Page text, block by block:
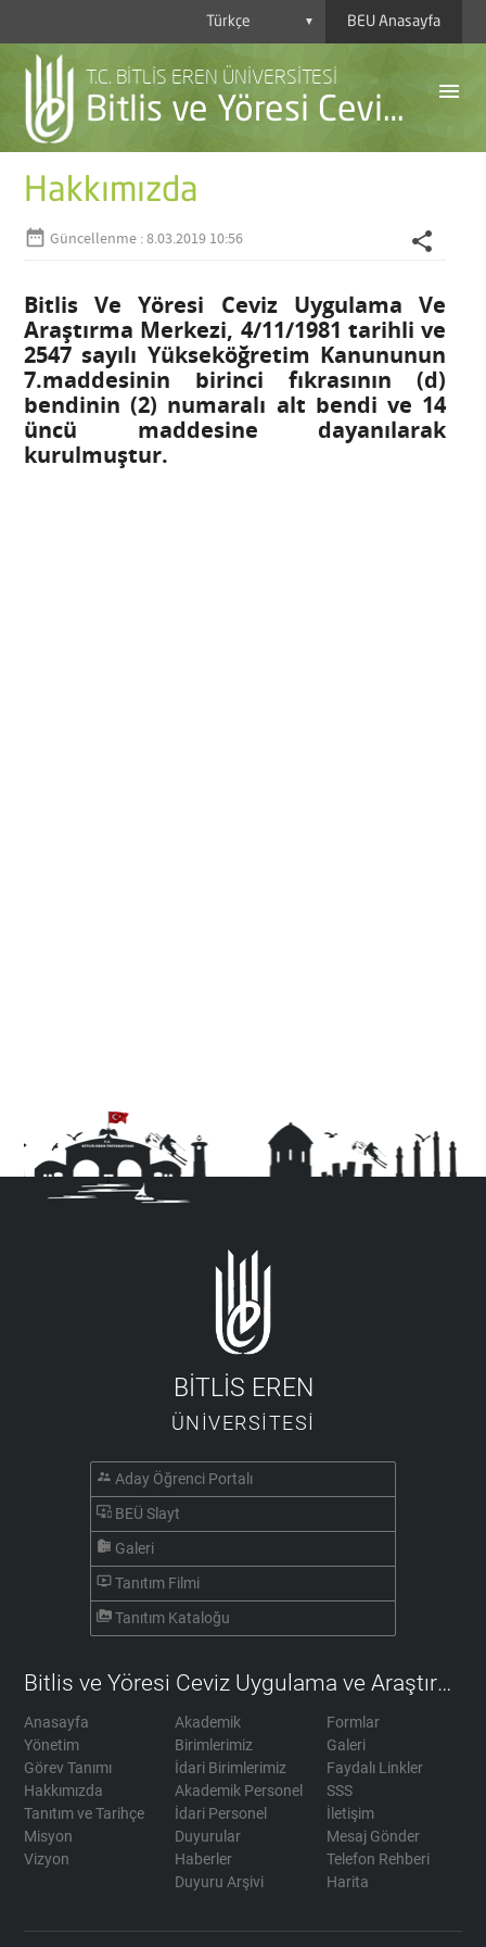
▼ BEU Anasayfa
T.C. BİTLİS EREN ÜNİVERSİTESİ
Bitlis ve Yöresi Ceviz Uygulama ve Araştırma Merkezi
menu
Hakkımızda
date_range Güncellenme : 8.03.2019 10:56 share
Bitlis Ve Yöresi Ceviz Uygulama Ve
Araştırma Merkezi, 4/11/1981 tarihli ve
2547 sayılı Yükseköğretim Kanununun
7.maddesinin birinci fıkrasının (d)
bendinin (2) numaralı alt bendi ve 14
üncü maddesine dayanılarak
kurulmuştur.
BİTLİS EREN
ÜNİVERSİTESİ
supervisor_account Aday Öğrenci Portalı
important_devices BEÜ Slayt
camera_roll Galeri
ondemand_video Tanıtım Filmi
perm_media Tanıtım Kataloğu
Bitlis ve Yöresi Ceviz Uygulama ve Araştırma Merkezi
Anasayfa
Yönetim
Görev Tanımı
Hakkımızda
Tanıtım ve Tarihçe
Misyon
Vizyon
Akademik
Birimlerimiz
İdari Birimlerimiz
Akademik Personel
İdari Personel
Duyurular
Haberler
Duyuru Arşivi
Formlar
Galeri
Faydalı Linkler
SSS
İletişim
Mesaj Gönder
Telefon Rehberi
Harita